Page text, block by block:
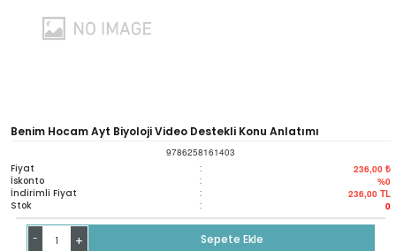
Benim Hocam Ayt Biyoloji Video Destekli Konu Anlatımı
9786258161403
Fiyat : 236,00 ₺
İskonto : %0
İndirimli Fiyat : 236,00 TL
Stok : 0
- +
Sepete Ekle